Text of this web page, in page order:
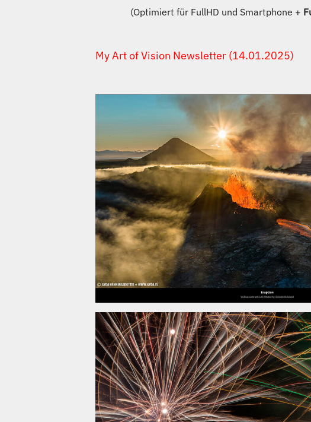
​(Optimiert für FullHD und Smartphone +
My Art of Vision Newsletter (14.01.2025)